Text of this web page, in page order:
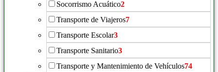
Socorrismo Acuático2
Transporte de Viajeros7
Transporte Escolar3
Transporte Sanitario3
Transporte y Mantenimiento de Vehículos74